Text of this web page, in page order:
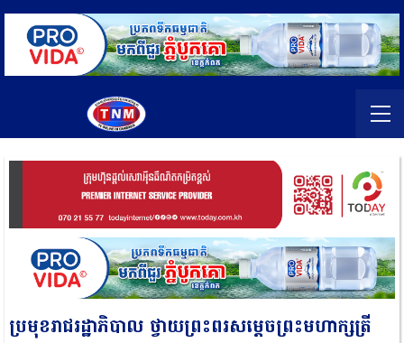
ប្រមុខរាជរដ្ឋាភិបាល ថ្វាយព្រះពរសម្តេចព្រះមហាក្សត្រី